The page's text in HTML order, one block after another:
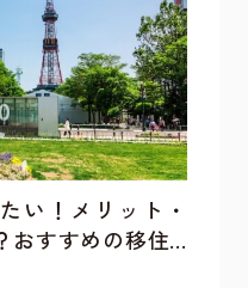
い！メリット・
おすすめの移住...